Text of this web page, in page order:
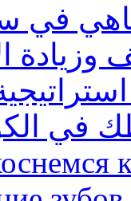
في
في